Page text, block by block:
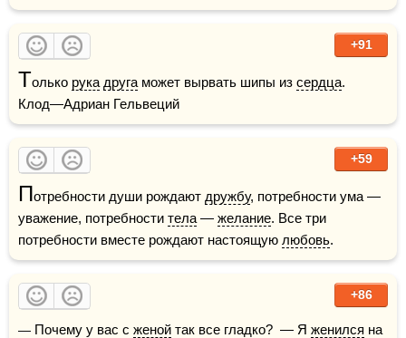
+91
Только рука друга может вырвать шипы из сердца.
Клод—Адриан Гельвеций
+59
Потребности души рождают дружбу, потребности ума —
уважение, потребности тела — желание. Все три
потребности вместе рождают настоящую любовь.
+86
— Почему у вас с женой так все гладко?  — Я женился на